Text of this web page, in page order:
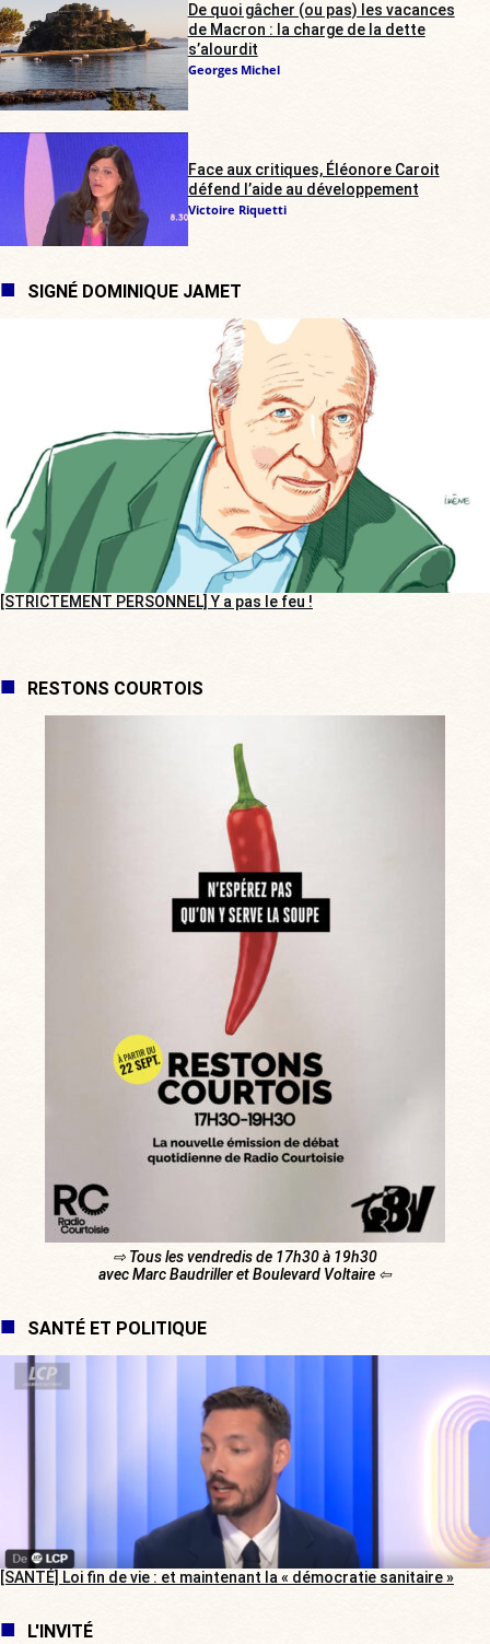
De quoi gâcher (ou pas) les vacances
de Macron : la charge de la dette
s’alourdit
Georges Michel
Face aux critiques, Éléonore Caroit
défend l’aide au développement
Victoire Riquetti
SIGNÉ DOMINIQUE JAMET
[STRICTEMENT PERSONNEL] Y a pas le feu !
RESTONS COURTOIS
⇨ Tous les vendredis de 17h30 à 19h30
avec Marc Baudriller et Boulevard Voltaire ⇦
SANTÉ ET POLITIQUE
[SANTÉ] Loi fin de vie : et maintenant la « démocratie sanitaire »
L'INVITÉ